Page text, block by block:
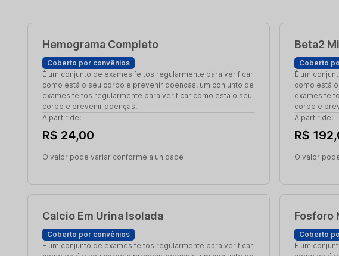
Hemograma Completo
Coberto por convênios
É um conjunto de exames feitos regularmente para verificar
como está o seu corpo e prevenir doenças. um conjunto de
exames feitos regularmente para verificar como está o seu
corpo e prevenir doenças.
A partir de:
R$ 24,00
O valor pode variar conforme a unidade
Beta2
Coberto
É um
como está
exames
corpo e
A partir de:
R$
O valor
Calcio Em Urina Isolada
Coberto por convênios
É um conjunto de exames feitos regularmente para verificar
Fosforo
Coberto
É um